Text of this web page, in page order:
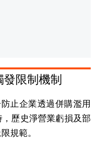
限制機制
止企業透過併購濫用
歷史淨營業虧損及部
規範。